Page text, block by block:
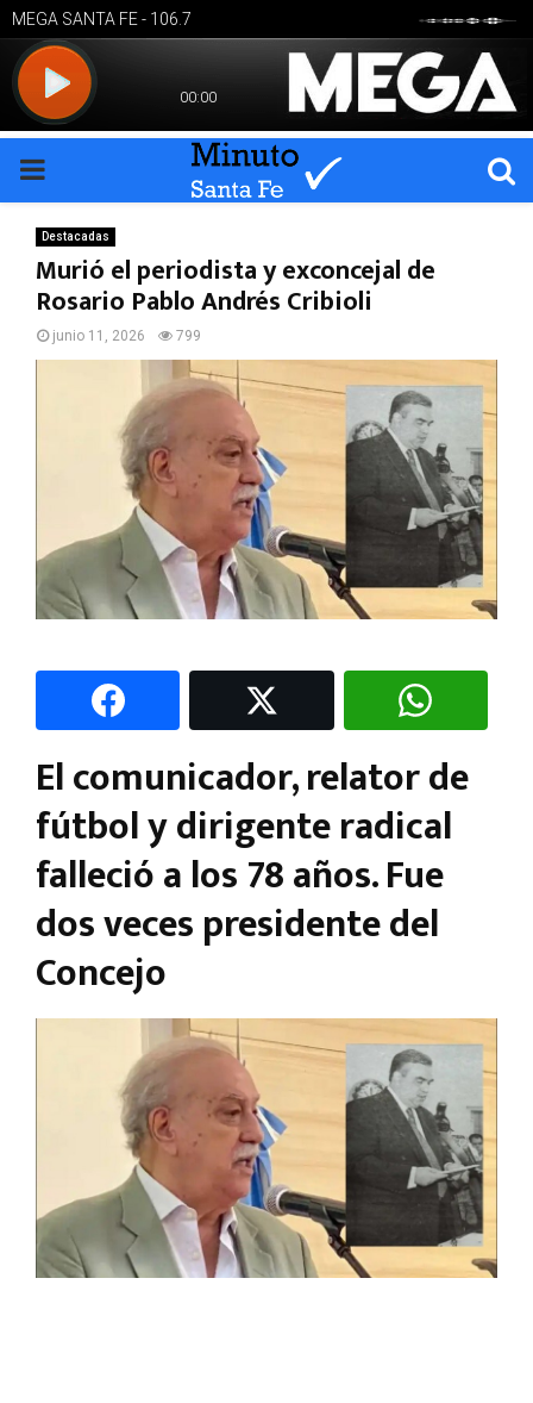
PRIMARY
MENU
Destacadas
Murió el periodista y exconcejal de
Rosario Pablo Andrés Cribioli
junio 11, 2026 799
El comunicador, relator de
fútbol y dirigente radical
falleció a los 78 años. Fue
dos veces presidente del
Concejo